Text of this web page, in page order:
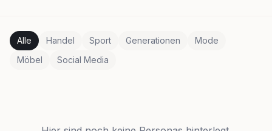
Alle Handel Sport Generationen
Mode
Möbel
Social Media